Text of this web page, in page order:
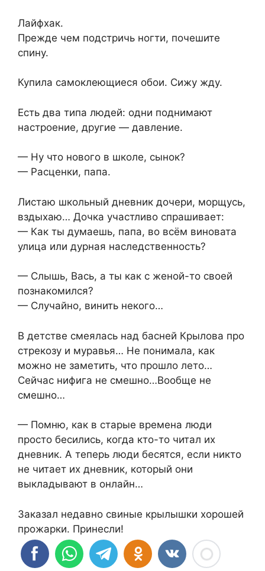
Лайфхак.
Прежде чем подстричь ногти, почешите
спину.
Купила самоклеющиеся обои. Сижу жду.
Есть два типа людей: одни поднимают
настроение, другие — давление.
— Ну что нового в школе, сынок?
— Расценки, папа.
Листаю школьный дневник дочери, морщусь,
вздыхаю… Дочка участливо спрашивает:
— Как ты думаешь, папа, во всём виновата
улица или дурная наследственность?
— Слышь, Вась, а ты как с женой-то своей
познакомился?
— Случайно, винить некого…
В детстве смеялась над басней Крылова про
стрекозу и муравья… Не понимала, как
можно не заметить, что прошло лето…
Сейчас нифига не смешно…Вообще не
смешно…
— Помню, как в старые времена люди
просто бесились, когда кто-то читал их
дневник. А теперь люди бесятся, если никто
не читает их дневник, который они
выкладывают в онлайн…
Заказал недавно свиные крылышки хорошей
прожарки. Принесли!